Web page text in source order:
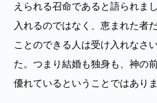
えられる召命であると語られま
入れるのではなく、恵まれた者
ことのできる人は受け入れなさ
た。つまり結婚も独身も、神の
優れているということではありま